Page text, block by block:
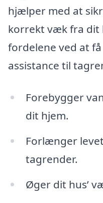
hjælper med at
korrekt væk fra dit
fordelene ved at
assistance til
Forebygger
dit hjem.
Forlænger
tagrender.
Øger dit hus’